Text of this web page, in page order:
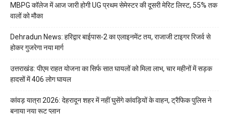
MBPG कॉलेज में आज जारी होगी UG प्रथम सेमेस्टर की दूसरी मेरिट लिस्ट, 55% तक
वालों को मौका
Dehradun News: हरिद्वार बाईपास-2 का एलाइनमेंट तय, राजाजी टाइगर रिजर्व से
होकर गुजरेगा नया मार्ग
उत्तराखंड: पीएम राहत योजना का सिर्फ सात घायलों को मिला लाभ, चार महीनों में सड़क
हादसों में 406 लोग घायल
कांवड़ यात्रा 2026: देहरादून शहर में नहीं घुसेंगे कांवड़ियों के वाहन, ट्रैफिक पुलिस ने
बनाया नया रूट प्लान